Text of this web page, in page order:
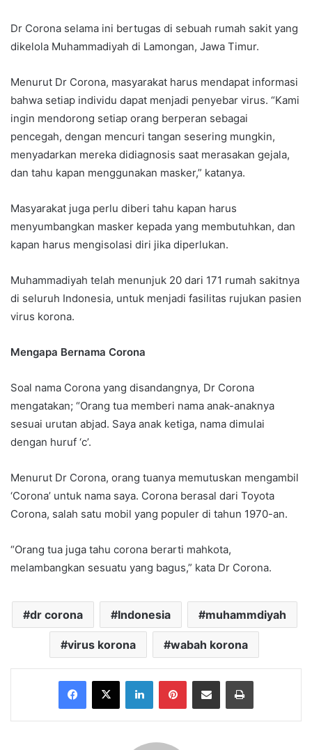
Dr Corona selama ini bertugas di sebuah rumah sakit yang
dikelola Muhammadiyah di Lamongan, Jawa Timur.
Menurut Dr Corona, masyarakat harus mendapat informasi
bahwa setiap individu dapat menjadi penyebar virus. “Kami
ingin mendorong setiap orang berperan sebagai
pencegah, dengan mencuri tangan sesering mungkin,
menyadarkan mereka didiagnosis saat merasakan gejala,
dan tahu kapan menggunakan masker,” katanya.
Masyarakat juga perlu diberi tahu kapan harus
menyumbangkan masker kepada yang membutuhkan, dan
kapan harus mengisolasi diri jika diperlukan.
Muhammadiyah telah menunjuk 20 dari 171 rumah sakitnya
di seluruh Indonesia, untuk menjadi fasilitas rujukan pasien
virus korona.
Mengapa Bernama Corona
Soal nama Corona yang disandangnya, Dr Corona
mengatakan; “Orang tua memberi nama anak-anaknya
sesuai urutan abjad. Saya anak ketiga, nama dimulai
dengan huruf ‘c’.
Menurut Dr Corona, orang tuanya memutuskan mengambil
‘Corona’ untuk nama saya. Corona berasal dari Toyota
Corona, salah satu mobil yang populer di tahun 1970-an.
“Orang tua juga tahu corona berarti mahkota,
melambangkan sesuatu yang bagus,” kata Dr Corona.
dr corona Indonesia muhammdiyah
virus korona wabah korona
Facebook
X LinkedInPinterestShare via Email Print